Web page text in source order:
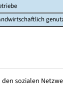
sozialen